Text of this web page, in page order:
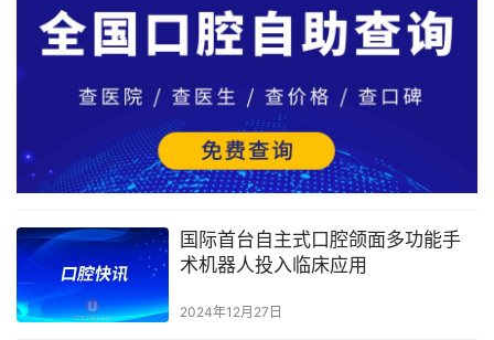
国际首台自主式口腔颌面多功能手
术机器人投入临床应用
2024年12月27日